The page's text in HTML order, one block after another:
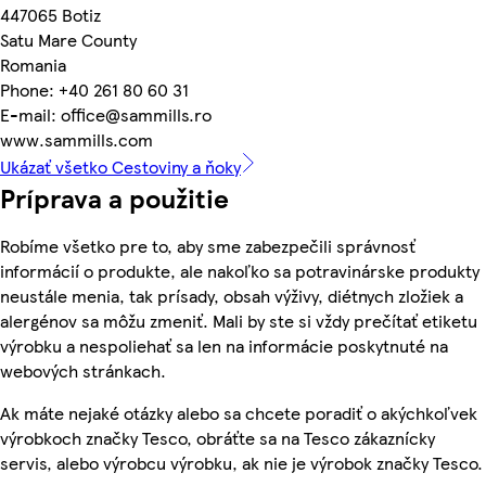
447065 Botiz
Satu Mare County
Romania
Phone: +40 261 80 60 31
E-mail: office@sammills.ro
www.sammills.com
Ukázať všetko Cestoviny a ňoky
Príprava a použitie
Robíme všetko pre to, aby sme zabezpečili správnosť
informácií o produkte, ale nakoľko sa potravinárske produkty
neustále menia, tak prísady, obsah výživy, diétnych zložiek a
alergénov sa môžu zmeniť. Mali by ste si vždy prečítať etiketu
výrobku a nespoliehať sa len na informácie poskytnuté na
webových stránkach.
Ak máte nejaké otázky alebo sa chcete poradiť o akýchkoľvek
výrobkoch značky Tesco, obráťte sa na Tesco zákaznícky
servis, alebo výrobcu výrobku, ak nie je výrobok značky Tesco.